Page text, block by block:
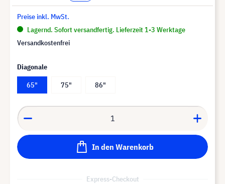
Preise inkl. MwSt.
Lagernd. Sofort versandfertig. Lieferzeit 1-3 Werktage
Versandkostenfrei
Diagonale
65"
75" 86"
In den Warenkorb
Express-Checkout